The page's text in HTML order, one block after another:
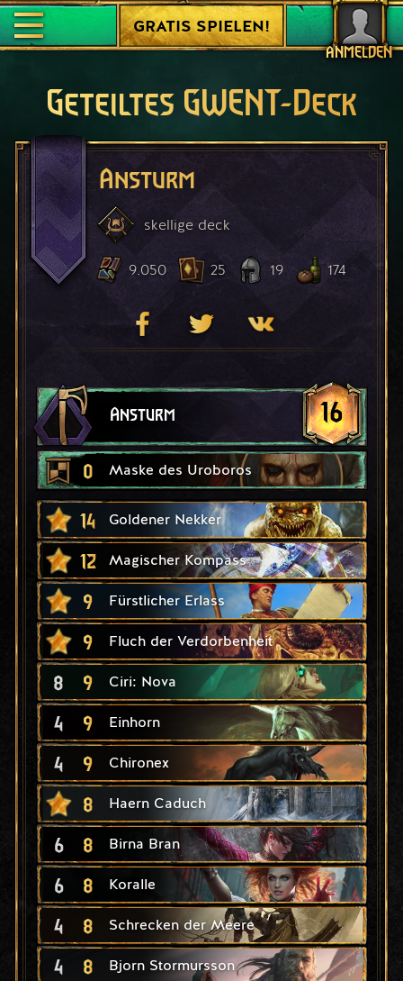
ANMELDEN
GRATIS SPIELEN!
Geteiltes GWENT-Deck
Ansturm
skellige deck
9.050 25 19 174
Ansturm 16
0 Maske des Uroboros
14 Goldener Nekker
12 Magischer Kompass
9 Fürstlicher Erlass
9 Fluch der Verdorbenheit
8 9 Ciri: Nova
4 9 Einhorn
4 9 Chironex
8 Haern Caduch
6 8 Birna Bran
6 8 Koralle
4 8 Schrecken der Meere
4 8 Bjorn Stormursson